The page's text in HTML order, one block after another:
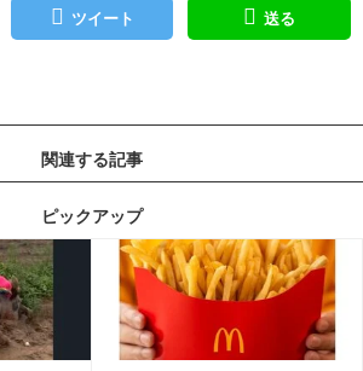
ツイート 送る
関連する記事
ピックアップ
記事を読む